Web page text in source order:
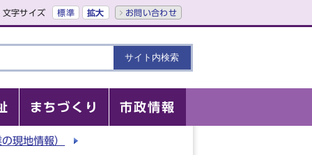
文字サイズ 標準 拡大 お問い合わせ
まちづくり 市政情報
現地情報）